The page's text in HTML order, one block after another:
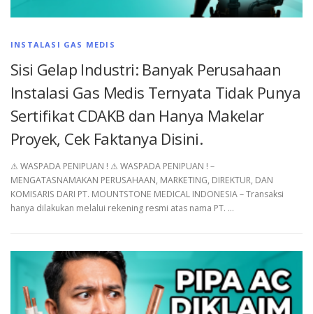
INSTALASI GAS MEDIS
Sisi Gelap Industri: Banyak Perusahaan
Instalasi Gas Medis Ternyata Tidak Punya
Sertifikat CDAKB dan Hanya Makelar
Proyek, Cek Faktanya Disini.
⚠︎ WASPADA PENIPUAN ! ⚠︎ WASPADA PENIPUAN ! –
MENGATASNAMAKAN PERUSAHAAN, MARKETING, DIREKTUR, DAN
KOMISARIS DARI PT. MOUNTSTONE MEDICAL INDONESIA – Transaksi
hanya dilakukan melalui rekening resmi atas nama PT. …